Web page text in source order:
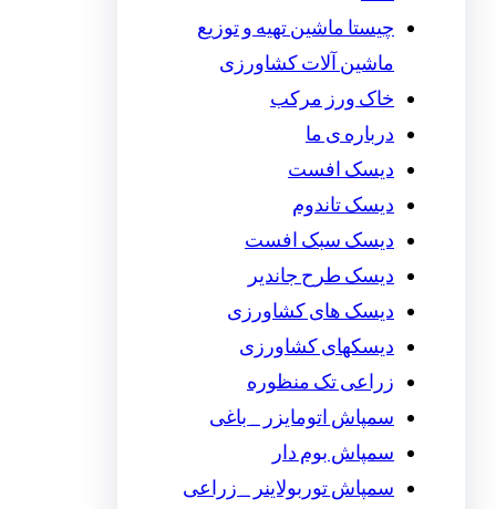
چیستا ماشین تهیه و توزیع
ماشین آلات کشاورزی
خاک ورز مرکب
درباره ی ما
دیسک افست
دیسک تاندوم
دیسک سبک افست
دیسک طرح جاندیر
دیسک های کشاورزی
دیسکهای کشاورزی
زراعی تک منظوره
سمپاش اتومایزر _ باغی
سمپاش بوم دار
سمپاش توربولاینر _ زراعی